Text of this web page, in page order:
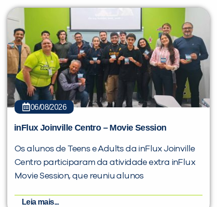
06/08/2026
inFlux Joinville Centro – Movie Session
Os alunos de Teens e Adults da inFlux Joinville
Centro participaram da atividade extra inFlux
Movie Session, que reuniu alunos
Leia mais...